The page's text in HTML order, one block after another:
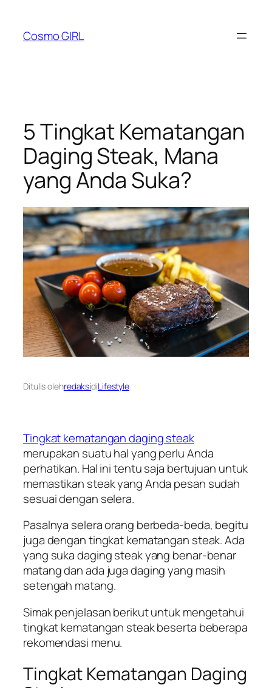
konten
Cosmo GIRL
5 Tingkat Kematangan
Daging Steak, Mana
yang Anda Suka?
Ditulis olehredaksidiLifestyle
Tingkat kematangan daging steak
merupakan suatu hal yang perlu Anda
perhatikan. Hal ini tentu saja bertujuan untuk
memastikan steak yang Anda pesan sudah
sesuai dengan selera.
Pasalnya selera orang berbeda-beda, begitu
juga dengan tingkat kematangan steak. Ada
yang suka daging steak yang benar-benar
matang dan ada juga daging yang masih
setengah matang.
Simak penjelasan berikut untuk mengetahui
tingkat kematangan steak beserta beberapa
rekomendasi menu.
Tingkat Kematangan Daging